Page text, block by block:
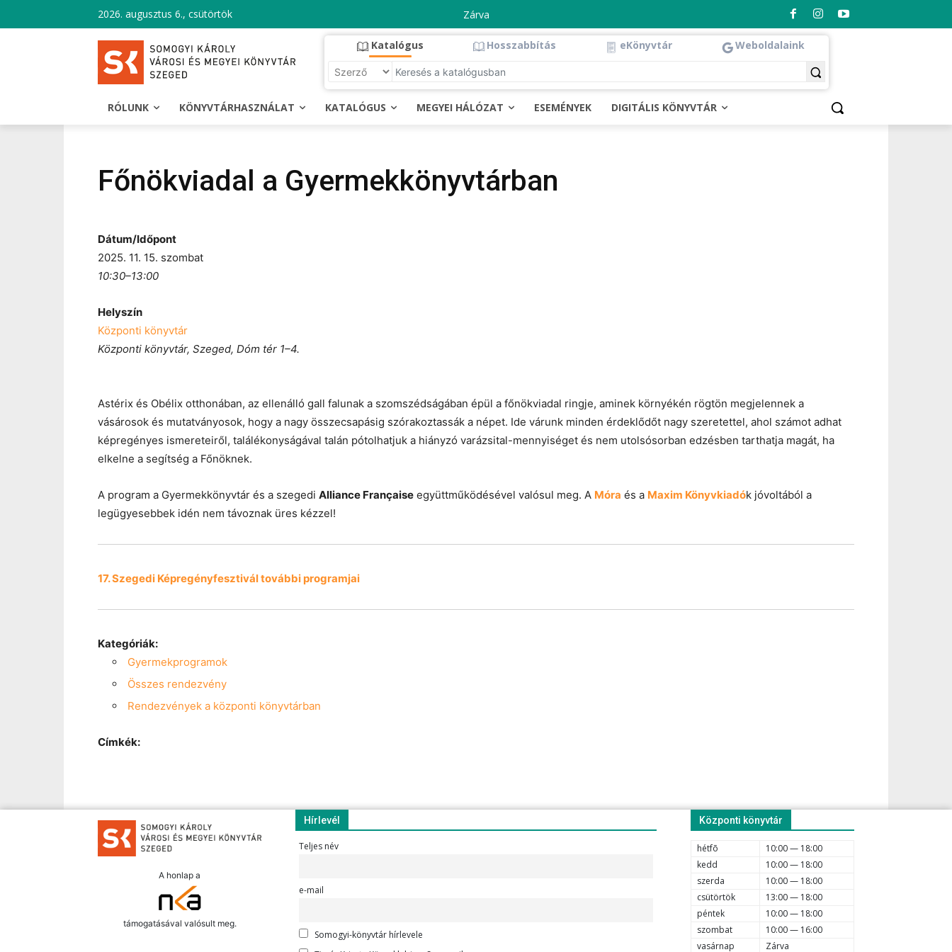
2026. augusztus 6., csütörtök Zárva
Katalógus Hosszabbítás eKönyvtár Weboldalaink
RÓLUNK KÖNYVTÁRHASZNÁLAT KATALÓGUS MEGYEI HÁLÓZAT ESEMÉNYEK DIGITÁLIS KÖNYVTÁR
Főnökviadal a Gyermekkönyvtárban
Dátum/Időpont
2025. 11. 15. szombat
10:30–13:00
Helyszín
Központi könyvtár
Központi könyvtár, Szeged, Dóm tér 1–4.
Astérix és Obélix otthonában, az ellenálló gall falunak a szomszédságában épül a főnökviadal ringje, aminek környékén rögtön megjelennek a
vásárosok és mutatványosok, hogy a nagy összecsapásig szórakoztassák a népet. Ide várunk minden érdeklődőt nagy szeretettel, ahol számot adhat
képregényes ismereteiről, találékonyságával talán pótolhatjuk a hiányzó varázsital-mennyiséget és nem utolsósorban edzésben tarthatja magát, ha
elkelne a segítség a Főnöknek.
A program a Gyermekkönyvtár és a szegedi Alliance Française együttműködésével valósul meg. A Móra és a Maxim Könyvkiadók jóvoltából a
legügyesebbek idén nem távoznak üres kézzel!
17. Szegedi Képregényfesztivál további programjai
Kategóriák:
Gyermekprogramok
Összes rendezvény
Rendezvények a központi könyvtárban
Címkék:
A honlap a
támogatásával valósult meg.
Hírlevél
Teljes név
e-mail
Somogyi-könyvtár hírlevele
Központi könyvtár
hétfõ
10:00 — 18:00
kedd
10:00 — 18:00
szerda
10:00 — 18:00
csütörtök
13:00 — 18:00
péntek
10:00 — 18:00
szombat
10:00 — 16:00
vasárnap
Zárva